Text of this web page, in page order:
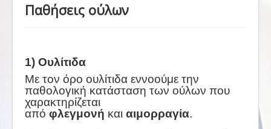
Παθήσεις ούλων
1) Ουλίτιδα
Με τον όρο ουλίτιδα εννοούμε την
παθολογική κατάσταση των ούλων που
χαρακτηρίζεται
από φλεγμονή και αιμορραγία.